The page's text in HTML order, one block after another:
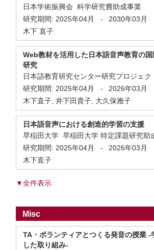
日本学術振興会 科学研究費助成事業
研究期間: 2025年04月 -
2030年03月
木下 直子
Web教材を活用した日本語音声教育の
研究
日本語教育研究センター研究プロジェク
研究期間: 2025年04月 -
2026年03月
木下直子, 井下田貴子, 大久保雅子
日本語音声における創造的学習の支援
早稲田大学 早稲田大学 特定課題研究助
研究期間: 2025年04月 -
2026年03月
木下直子
▼全件表示
Misc
TA・ボランティアとつくる発音の授業 -
した取り組み-